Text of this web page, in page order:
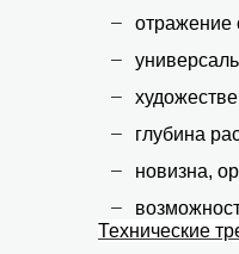
отражение
глубина
новизна,
Технические